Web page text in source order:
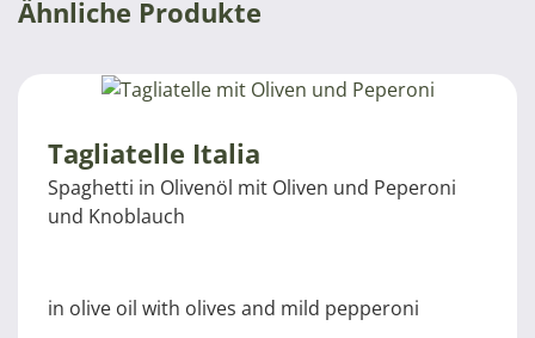
Ähnliche Produkte
Tagliatelle Italia
Spaghetti in Olivenöl mit Oliven und Peperoni
und Knoblauch
in olive oil with olives and mild pepperoni